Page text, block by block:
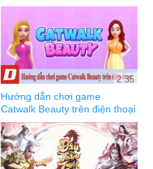
2:35
Hướng dẫn chơi game
Catwalk Beauty trên điện thoại